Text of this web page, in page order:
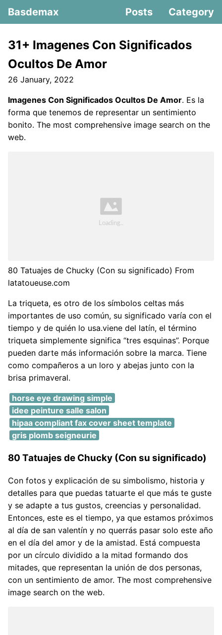
Basdemax Posts Category
31+ Imagenes Con Significados
Ocultos De Amor
26 January, 2022
Imagenes Con Significados Ocultos De Amor. Es la
forma que tenemos de representar un sentimiento
bonito. The most comprehensive image search on the
web.
80 Tatuajes de Chucky (Con su significado) From
latatoueuse.com
La triqueta, es otro de los símbolos celtas más
importantes de uso común, su significado varía con el
tiempo y de quién lo usa.viene del latín, el término
triqueta simplemente significa “tres esquinas”. Porque
pueden darte más información sobre la marca. Tiene
como compañeros a un loro y abejas junto con la
brisa primaveral.
horse eye drawing simple
idee peinture salle salon
hipaa compliant fax cover sheet template
gris plomb seigneurie
80 Tatuajes de Chucky (Con su significado)
Con fotos y explicación de su simbolismo, historia y
detalles para que puedas tatuarte el que más te guste
y se adapte a tus gustos, creencias y personalidad.
Entonces, este es el tiempo, ya que estamos próximos
al día de san valentín y no querrás pasar solo este año
en el día del amor y de la amistad. Está compuesta
por un círculo dividido a la mitad formando dos
mitades, que representan la unión de dos personas,
con un sentimiento de amor. The most comprehensive
image search on the web.